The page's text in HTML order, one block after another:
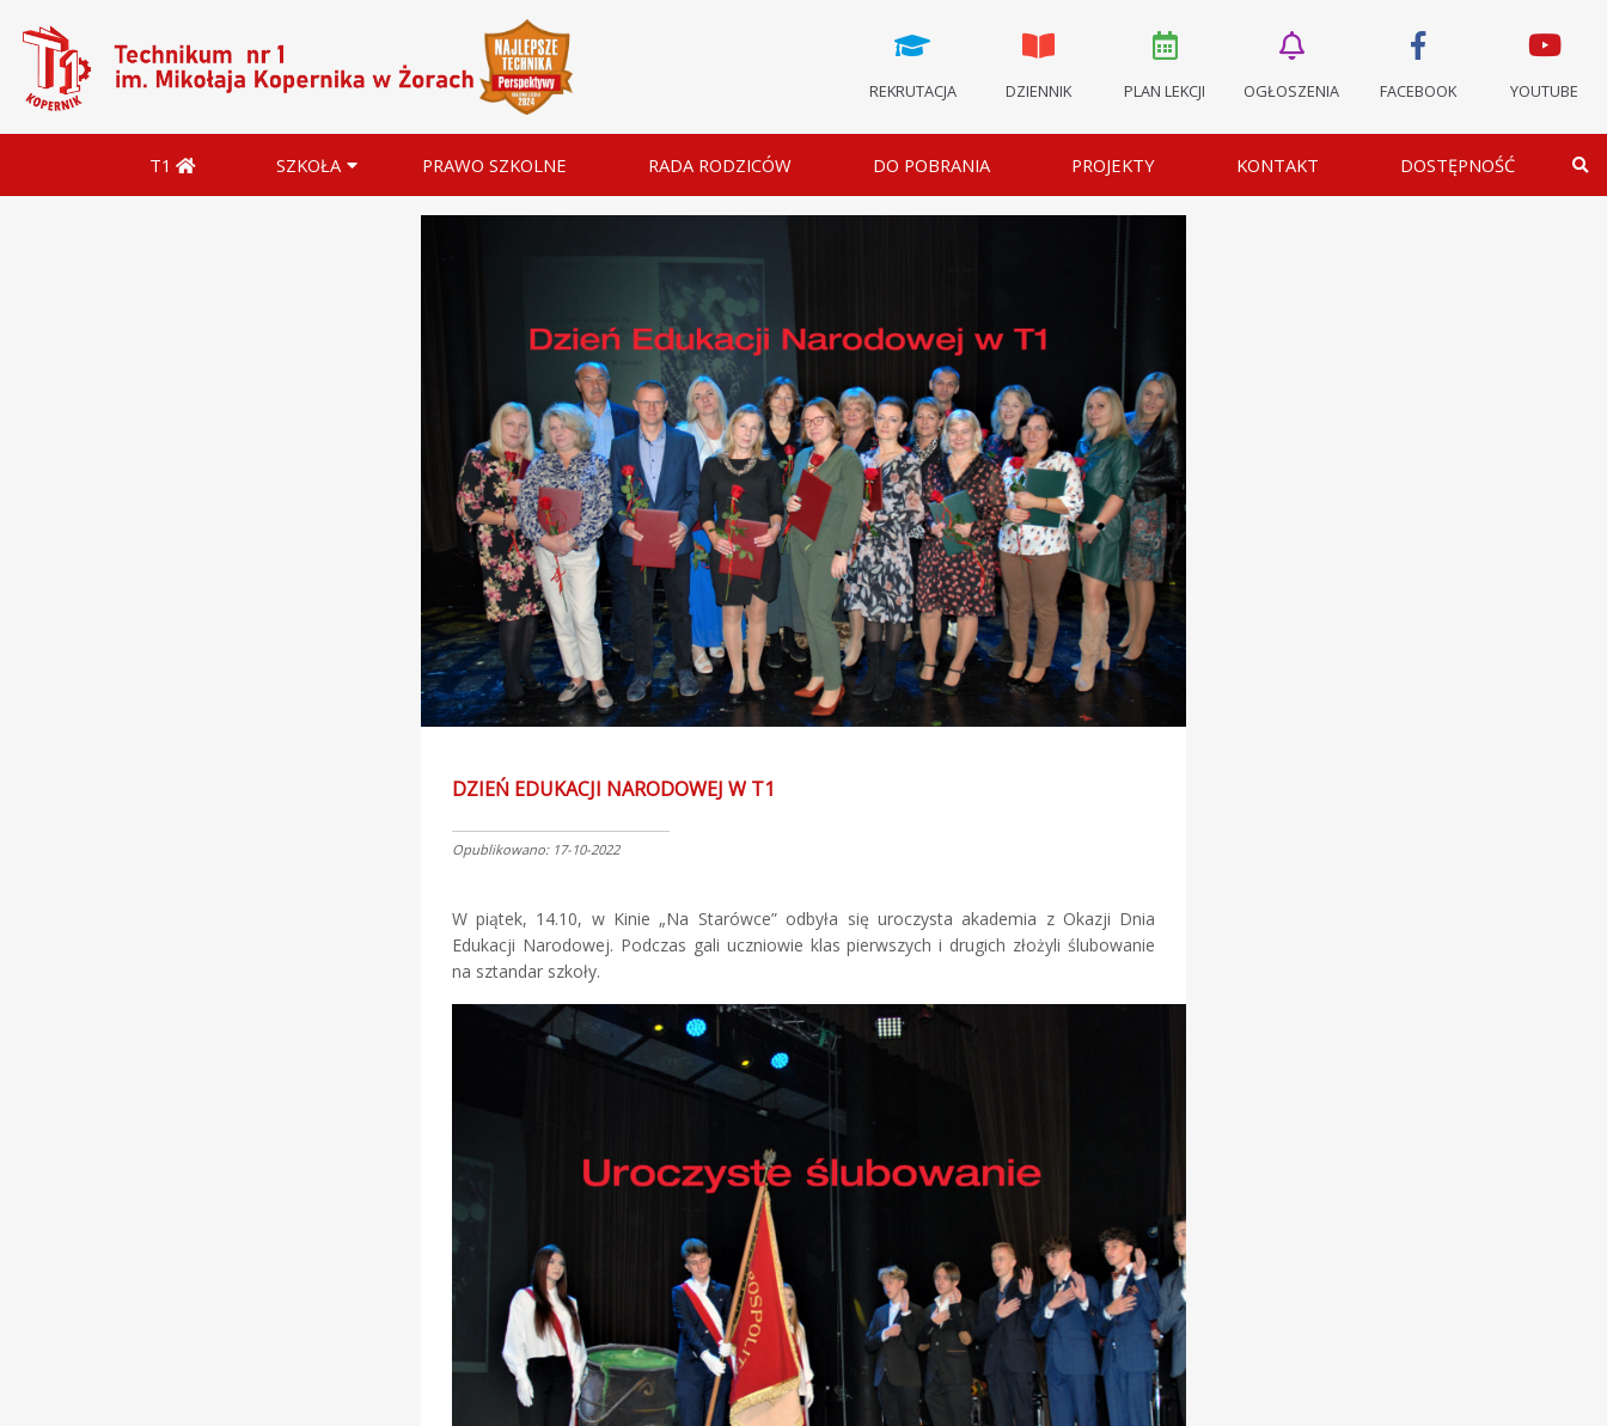
REKRUTACJA DZIENNIK PLAN LEKCJI OGŁOSZENIA FACEBOOK YOUTUBE
T1 SZKOŁA PRAWO SZKOLNE RADA RODZICÓW DO POBRANIA PROJEKTY KONTAKT DOSTĘPNOŚĆ
DZIEŃ EDUKACJI NARODOWEJ W T1
Opublikowano: 17-10-2022
W piątek, 14.10, w Kinie „Na Starówce” odbyła się uroczysta akademia z Okazji Dnia
Edukacji Narodowej. Podczas gali uczniowie klas pierwszych i drugich złożyli ślubowanie
na sztandar szkoły.